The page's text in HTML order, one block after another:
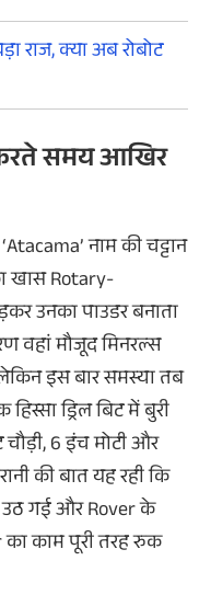
राज, क्या अब रोबोट
करते समय आखिर
नाम की चट्टान
खास Rotary-
उनका पाउडर बनाता
वहां मौजूद मिनरल्स
इस बार समस्या तब
ड्रिल बिट में बुरी
6 इंच मोटी और
की बात यह रही कि
उठ गई और Rover के
काम पूरी तरह रुक